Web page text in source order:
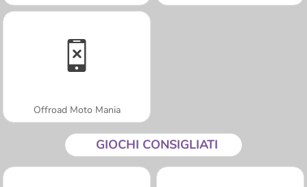
Offroad Moto Mania
GIOCHI CONSIGLIATI